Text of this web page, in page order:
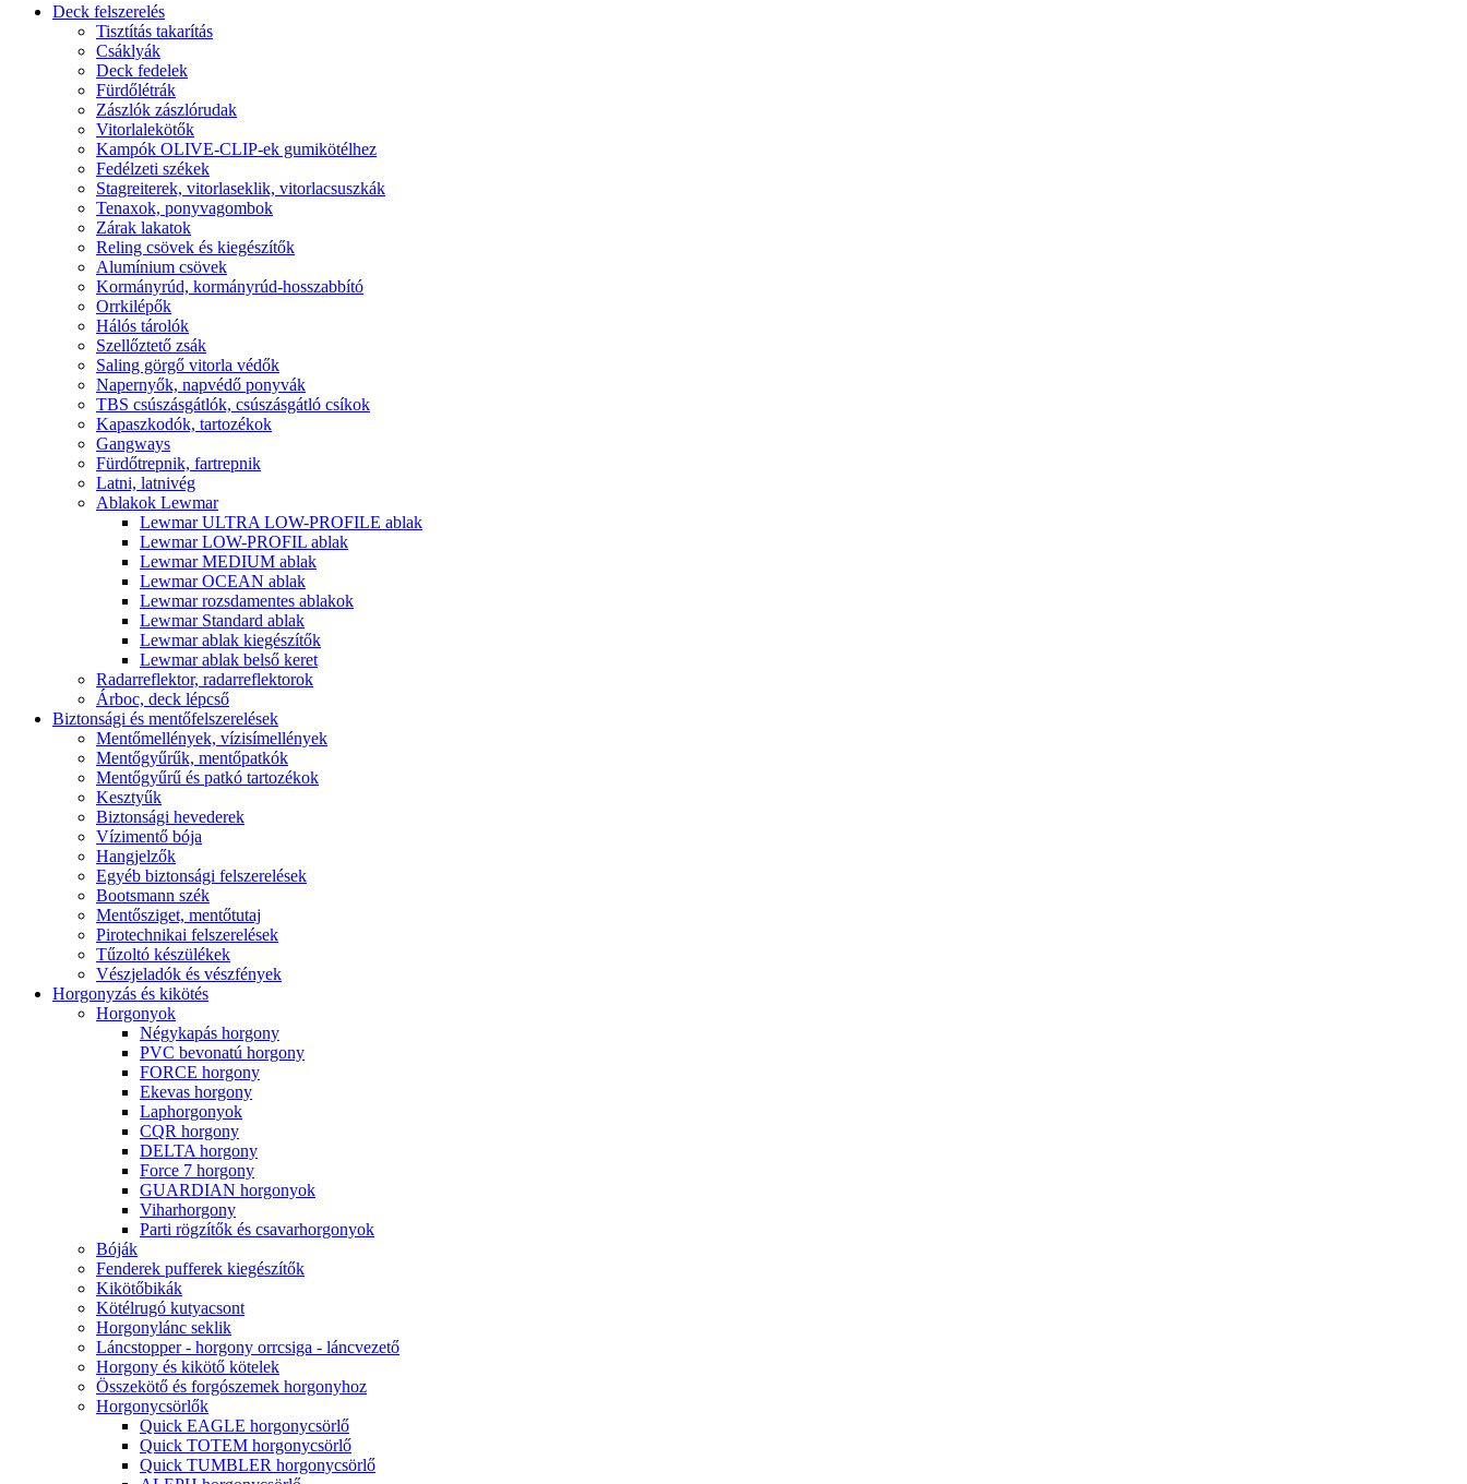
Deck felszerelés
Tisztítás takarítás
Csáklyák
Deck fedelek
Fürdőlétrák
Zászlók zászlórudak
Vitorlalekötők
Kampók OLIVE-CLIP-ek gumikötélhez
Fedélzeti székek
Stagreiterek, vitorlaseklik, vitorlacsuszkák
Tenaxok, ponyvagombok
Zárak lakatok
Reling csövek és kiegészítők
Alumínium csövek
Kormányrúd, kormányrúd-hosszabbító
Orrkilépők
Hálós tárolók
Szellőztető zsák
Saling görgő vitorla védők
Napernyők, napvédő ponyvák
TBS csúszásgátlók, csúszásgátló csíkok
Kapaszkodók, tartozékok
Gangways
Fürdőtrepnik, fartrepnik
Latni, latnivég
Ablakok Lewmar
Lewmar ULTRA LOW-PROFILE ablak
Lewmar LOW-PROFIL ablak
Lewmar MEDIUM ablak
Lewmar OCEAN ablak
Lewmar rozsdamentes ablakok
Lewmar Standard ablak
Lewmar ablak kiegészítők
Lewmar ablak belső keret
Radarreflektor, radarreflektorok
Árboc, deck lépcső
Biztonsági és mentőfelszerelések
Mentőmellények, vízisímellények
Mentőgyűrűk, mentőpatkók
Mentőgyűrű és patkó tartozékok
Kesztyűk
Biztonsági hevederek
Vízimentő bója
Hangjelzők
Egyéb biztonsági felszerelések
Bootsmann szék
Mentősziget, mentőtutaj
Pirotechnikai felszerelések
Tűzoltó készülékek
Vészjeladók és vészfények
Horgonyzás és kikötés
Horgonyok
Négykapás horgony
PVC bevonatú horgony
FORCE horgony
Ekevas horgony
Laphorgonyok
CQR horgony
DELTA horgony
Force 7 horgony
GUARDIAN horgonyok
Viharhorgony
Parti rögzítők és csavarhorgonyok
Bóják
Fenderek pufferek kiegészítők
Kikötőbikák
Kötélrugó kutyacsont
Horgonylánc seklik
Láncstopper - horgony orrcsiga - láncvezető
Horgony és kikötő kötelek
Összekötő és forgószemek horgonyhoz
Horgonycsörlők
Quick EAGLE horgonycsörlő
Quick TOTEM horgonycsörlő
Quick TUMBLER horgonycsörlő